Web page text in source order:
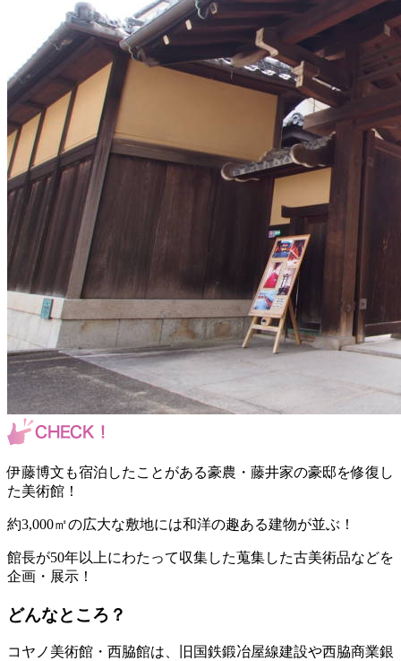
伊藤博文も宿泊したことがある豪農・藤井家の豪邸を修復し
た美術館！
約3,000㎡の広大な敷地には和洋の趣ある建物が並ぶ！
館長が50年以上にわたって収集した蒐集した古美術品などを
企画・展示！
どんなところ？
コヤノ美術館・西脇館は、旧国鉄鍛冶屋線建設や西脇商業銀